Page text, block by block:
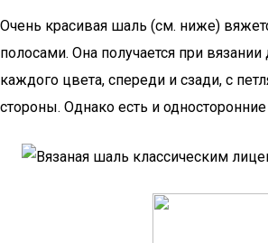
Очень красивая шаль (см. ниже)
полосами. Она получается при
каждого цвета, спереди и сзади, с
стороны. Однако есть и